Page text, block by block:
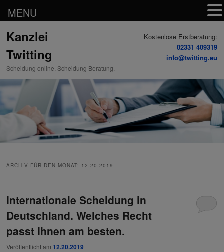
Inhalt
sekundären
wechseln
Kanzlei
Twitting
Scheidung online. Scheidung Beratung.
Kostenlose Erstberatung:
02331 409319
info@twitting.eu
ARCHIV FÜR DEN MONAT: 12.20.2019
Internationale Scheidung in
Deutschland. Welches Recht
passt Ihnen am besten.
Veröffentlicht am12.20.2019
MENU